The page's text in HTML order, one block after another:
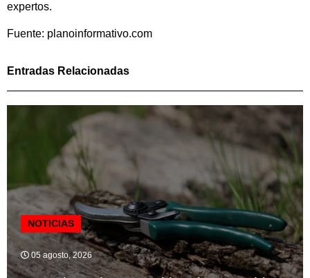
expertos.
Fuente: planoinformativo.com
Entradas Relacionadas
NOTICIAS
05 agosto, 2026